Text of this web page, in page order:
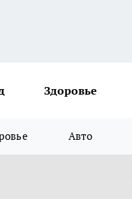
Здоровье
Авто